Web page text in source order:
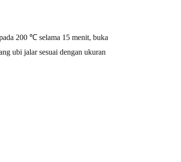
200 ℃ selama 15 menit, buka
ubi jalar sesuai dengan ukuran